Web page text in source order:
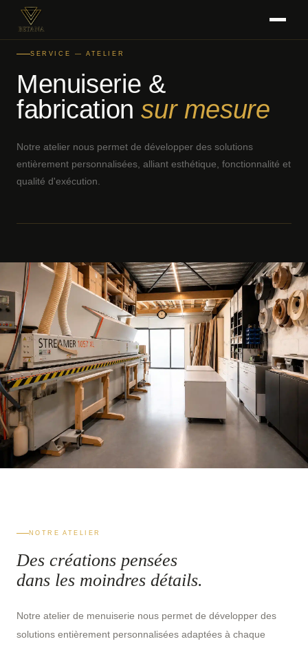
SERVICE — ATELIER
Menuiserie &
fabricationsur mesure
Notre atelier nous permet de développer des solutions
entièrement personnalisées, alliant esthétique, fonctionnalité et
qualité d'exécution.
NOTRE ATELIER
Des créations pensées
dans les moindres détails.
Notre atelier de menuiserie nous permet de développer des
solutions entièrement personnalisées adaptées à chaque